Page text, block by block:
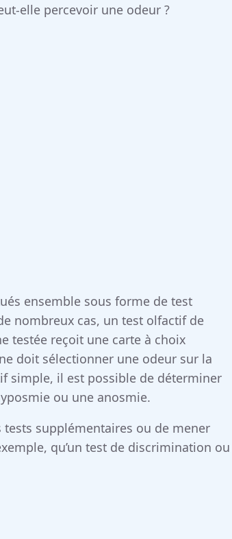
elle percevoir une odeur ?
ensemble sous forme de test
nombreux cas, un test olfactif de
testée reçoit une carte à choix
doit sélectionner une odeur sur la
simple, il est possible de déterminer
ou une anosmie.
supplémentaires ou de mener
qu’un test de discrimination ou